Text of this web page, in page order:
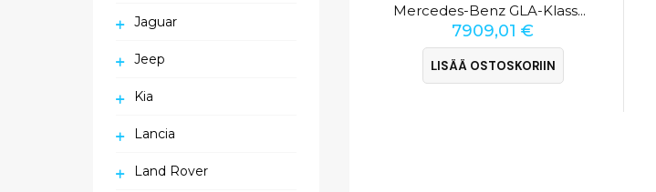
Mercedes-Benz GLA-Klasse 220d
7909,01€
LISÄÄ OSTOSKORIIN
Jaguar
Jeep
Kia
Lancia
Land Rover